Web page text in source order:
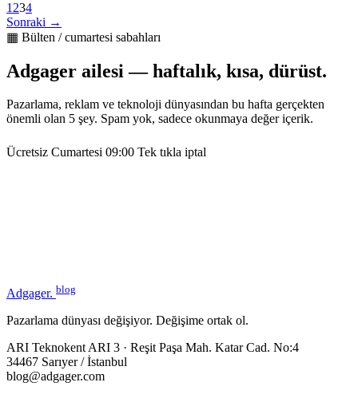
1 234
Sonraki →
▦ Bülten / cumartesi sabahları
Adgager ailesi — haftalık, kısa, dürüst.
Pazarlama, reklam ve teknoloji dünyasından bu hafta gerçekten
önemli olan 5 şey. Spam yok, sadece okunmaya değer içerik.
Ücretsiz Cumartesi 09:00 Tek tıkla iptal
Adgager. blog
Pazarlama dünyası değişiyor. Değişime ortak ol.
ARI Teknokent ARI 3 · Reşit Paşa Mah. Katar Cad. No:4
34467 Sarıyer / İstanbul
blog@adgager.com